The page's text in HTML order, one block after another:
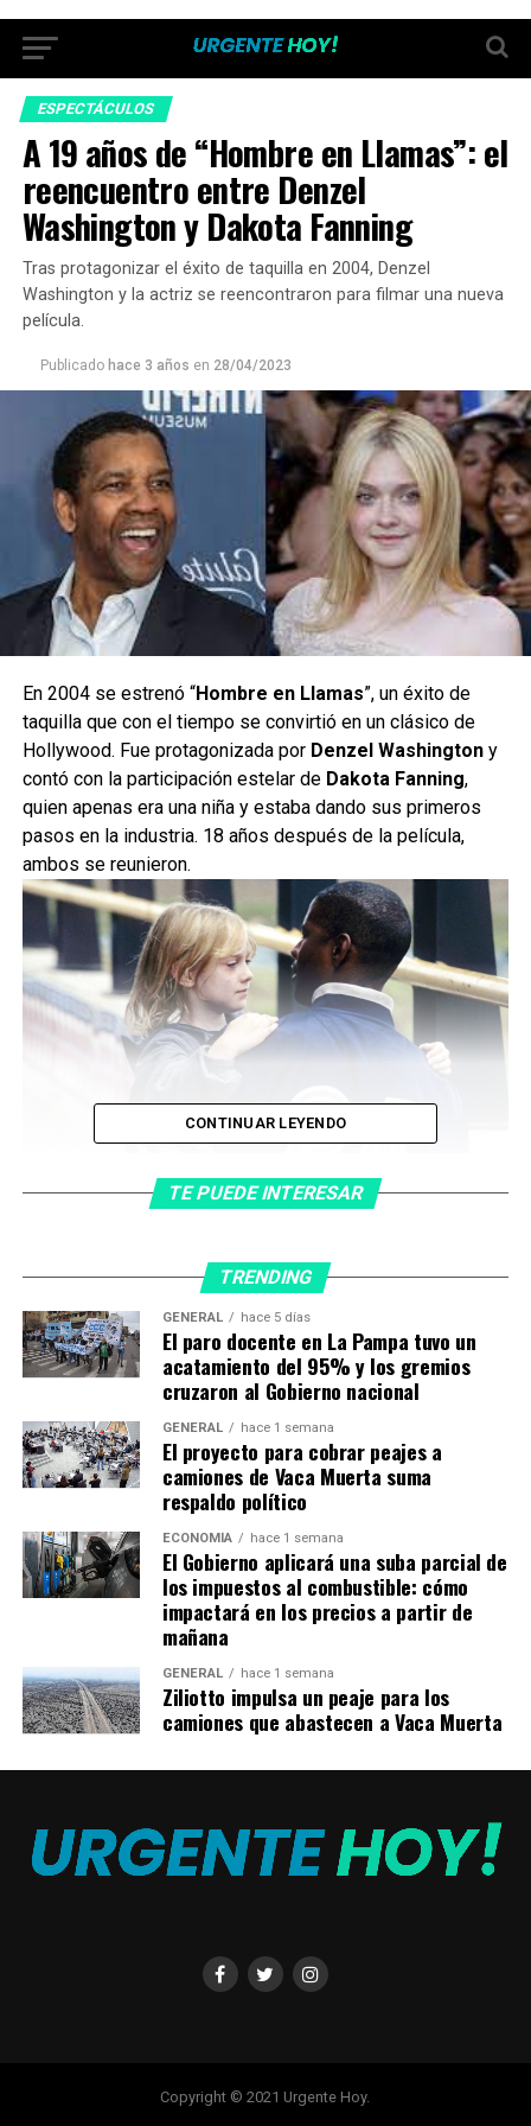
ESPECTÁCULOS
A 19 años de “Hombre en Llamas”: el
reencuentro entre Denzel
Washington y Dakota Fanning
Tras protagonizar el éxito de taquilla en 2004, Denzel
Washington y la actriz se reencontraron para filmar una nueva
película.
Publicado hace 3 años en 28/04/2023
En 2004 se estrenó “Hombre en Llamas”, un éxito de
taquilla que con el tiempo se convirtió en un clásico de
Hollywood. Fue protagonizada porDenzel Washingtony
contó con la participación estelar de Dakota Fanning,
quien apenas era una niña y estaba dando sus primeros
pasos en la industria. 18 años después de la película,
ambos se reunieron.
Luego de liderar la cinta dirigida porTony Scott
al buen rendimiento que tuvieron tanto en la taquilla
nunca volvieron a trabajar juntos. No fue por un motivo
en particular, ambos tienen una gran relación, sino que
no coincidieron en ningún proyecto.
Hace apenas unos meses, se confirmó
integrará el elenco de “El Justiciero 3
saga de películas protagonizadas por
porAntoine Fuqua, en las que un antiguo comando de
operaciones especiales, que fingió su muerte, siente el
deber de proteger a sus amigos y a sus vecinos.
Hasta el momento se conoce que el largometraje se
estrenará elprimero de septiembredel año que viene y
Washington volverá a interpretar aRobert McCall. El
papel de Fanning es una incógnita al día de la fecha.
CONTINUAR LEYENDO
TE PUEDE INTERESAR
TRENDING
GENERAL hace 5 días
El paro docente en La Pampa tuvo un
acatamiento del 95% y los gremios
cruzaron al Gobierno nacional
GENERAL hace 1 semana
El proyecto para cobrar peajes a
camiones de Vaca Muerta suma
respaldo político
ECONOMÍA hace 1 semana
El Gobierno aplicará una suba parcial de
los impuestos al combustible: cómo
impactará en los precios a partir de
mañana
GENERAL hace 1 semana
Ziliotto impulsa un peaje para los
camiones que abastecen a Vaca Muerta
Copyright © 2021 Urgente Hoy.